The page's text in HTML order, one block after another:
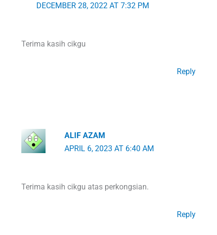
DECEMBER 28, 2022 AT 7:32 PM
Terima kasih cikgu
Reply
ALIF AZAM
APRIL 6, 2023 AT 6:40 AM
Terima kasih cikgu atas perkongsian.
Reply